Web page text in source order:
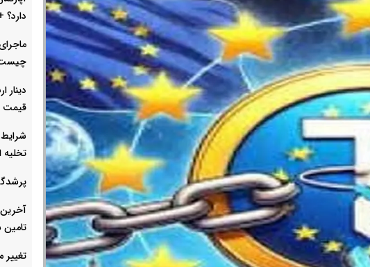
دارد؟
دینار
قیمت
شرایط
تخلیه
پرشدگی
آخرین
تغییر